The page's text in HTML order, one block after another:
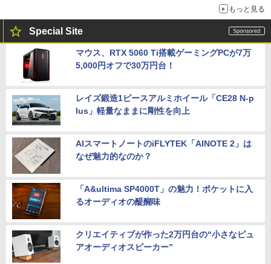
もっと見る
Special Site
マウス、RTX 5060 Ti搭載ゲーミングPCが7万
5,000円オフで30万円台！
レイズ鍛造1ピースアルミホイール「CE28 N-p
lus」軽量なままに剛性を向上
AIスマートノートのiFLYTEK「AINOTE 2」は
なぜ魅力的なのか？
「A&ultima SP4000T」の魅力！ポケットに入
るオーディオの醍醐味
クリエイティブが作った2万円台の“小さなピュ
アオーディオスピーカー”